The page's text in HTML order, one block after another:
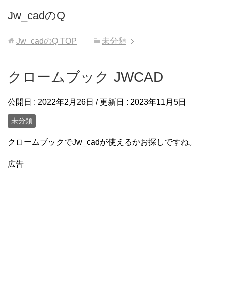
Jw_cadのQ
Jw_cadのQ TOP 未分類
クロームブック JWCAD
公開日 : 2022年2月26日 / 更新日 : 2023年11月5日
未分類
クロームブックでJw_cadが使えるかお探しですね。
広告